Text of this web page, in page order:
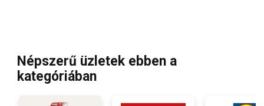
Népszerű üzletek ebben a
kategóriában